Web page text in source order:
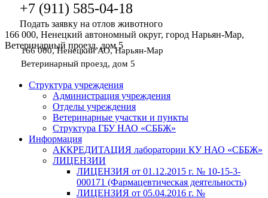
+7 (911) 585-04-18
Подать заявку на отлов животного
166 000, Ненецкий автономный округ, город Нарьян-Мар,
Ветеринарный проезд, дом 5
166 000, Ненецкий АО, Нарьян-Мар
Ветеринарный проезд, дом 5
Структура учреждения
Администрация учреждения
Отделы учреждения
Ветеринарные участки и пункты
Структура ГБУ НАО «СББЖ»
Информация
АККРЕДИТАЦИЯ лаборатории КУ НАО «СББЖ»
ЛИЦЕНЗИИ
ЛИЦЕНЗИЯ от 01.12.2015 г. № 10-15-3-
000171 (Фармацевтическая деятельность)
ЛИЦЕНЗИЯ от 05.04.2016 г. №